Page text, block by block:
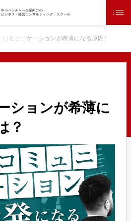
中小ベンチャー企業向けの
ビジネス・経営コンサルティング・スクール
コミュニケーションが希薄になる原因とは？
ションが希薄に
？